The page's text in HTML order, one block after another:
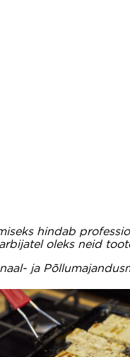
hindab
oleks neid
ja